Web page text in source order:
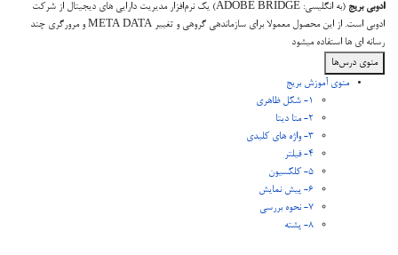
ادوبی بریج
(به انگلیسی: ADOBE BRIDGE) یک نرم‌افزار مدیریت دارایی های دیجیتال از شرکت
ادوبی است. از این محصول معمولا برای سازماندهی گروهی و تغییر META DATA و مرورگری چند
رسانه ای ها استفاده میشود
منوی درس‌ها
منوی آموزش بریج
1- شکل ظاهری
2- متا دیتا
3- واژه های کلیدی
4- فیلتر
5- کلکسیون
6- پیش نمایش
7- نحوه بررسی
8- پشته